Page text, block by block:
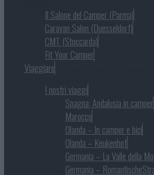
Il Salone del Camper (Parma)
Caravan Salon (Duesseldorf)
CMT (Stoccarda)
Fit Your Camper
Viaggiare
I nostri viaggi
Spagna: Andalusia in camper
Marocco
Olanda – In camper e bici
Olanda – Keukenhof
Germania – La Valle della
Germania –